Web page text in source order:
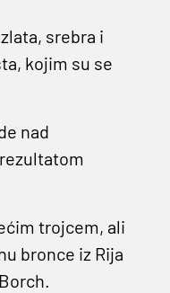
srebra i
kojim su se
nad
trojcem, ali
bronce iz Rija